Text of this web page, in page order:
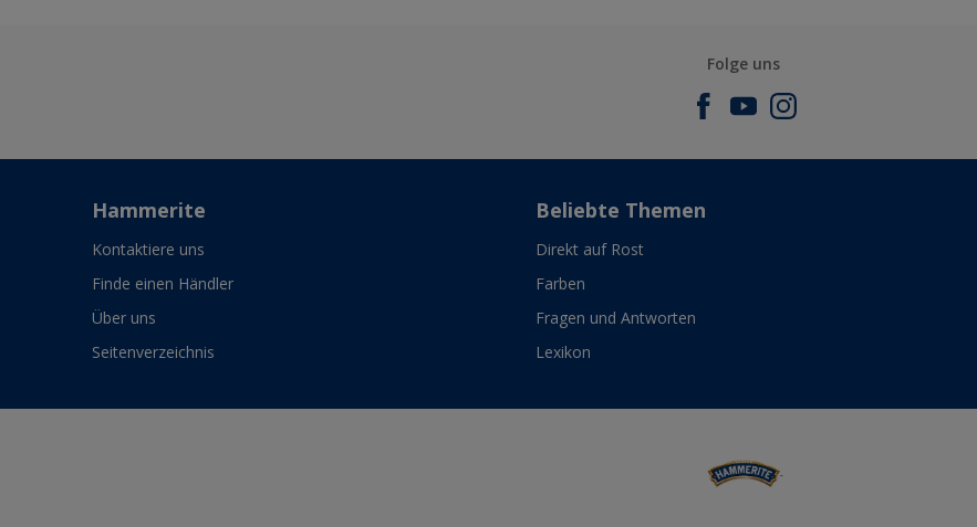
Folge uns
Hammerite
Kontaktiere uns
Finde einen Händler
Über uns
Seitenverzeichnis
Beliebte Themen
Direkt auf Rost
Farben
Fragen und Antworten
Lexikon